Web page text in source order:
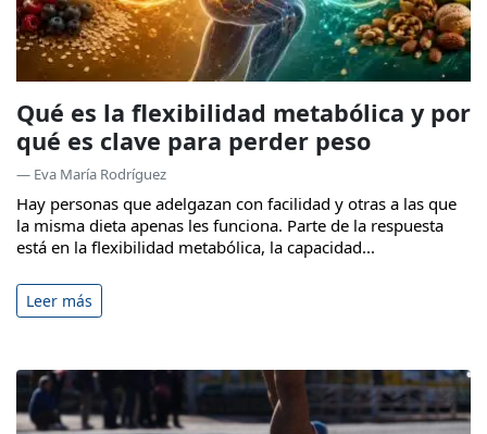
Qué es la flexibilidad metabólica y por
qué es clave para perder peso
— Eva María Rodríguez
Hay personas que adelgazan con facilidad y otras a las que
la misma dieta apenas les funciona. Parte de la respuesta
está en la flexibilidad metabólica, la capacidad...
Leer más